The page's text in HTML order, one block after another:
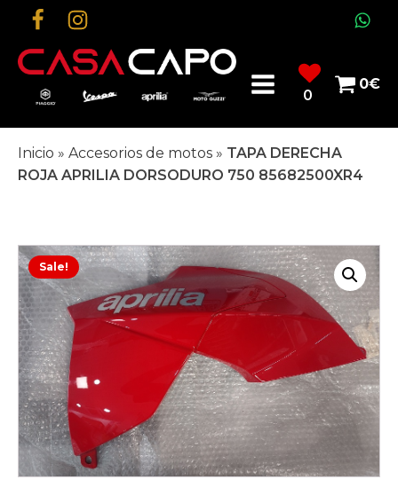
0
0€
Inicio » Accesorios de motos » TAPA DERECHA
ROJA APRILIA DORSODURO 750 85682500XR4
Sale!